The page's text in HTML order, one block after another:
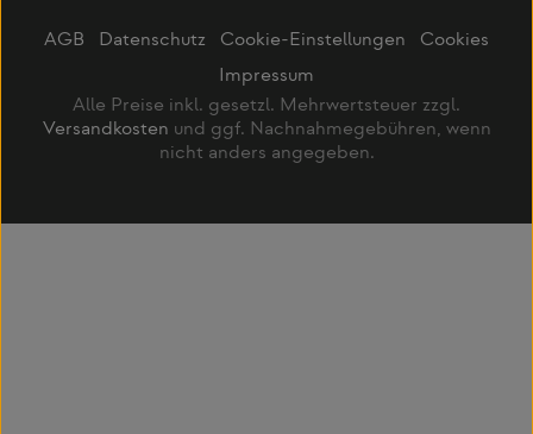
AGB Datenschutz Cookie-Einstellungen
Cookies
Impressum
Alle Preise inkl. gesetzl. Mehrwertsteuer zzgl.
Versandkosten und ggf. Nachnahmegebühren, wenn
nicht anders angegeben.